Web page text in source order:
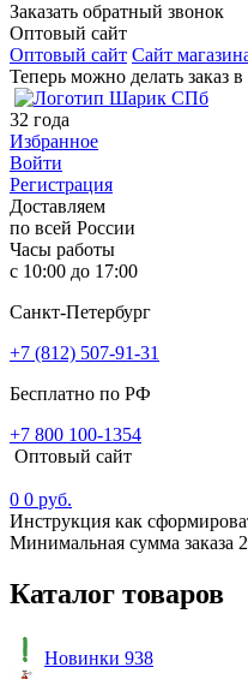
Заказать обратный звонок
Оптовый сайт
Оптовый сайт Сайт
Теперь можно делать заказ
32 года
Избранное
Войти
Регистрация
Доставляем
по всей России
Часы работы
с 10:00 до 17:00
Санкт-Петербург
+7 (812) 507-91-31
Бесплатно по РФ
+7 800 100-1354
Оптовый сайт
0 0 руб.
Инструкция как
Минимальная сумма заказа
Каталог товаров
Новинки 938